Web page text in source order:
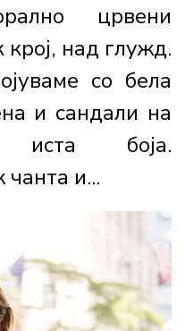
црвени
над глужд.
со бела
и сандали на
иста боја.
и...